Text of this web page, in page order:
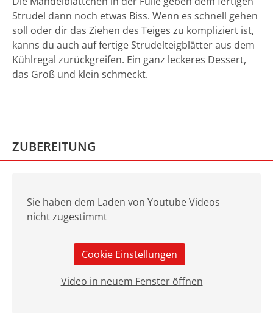
Strudel dann noch etwas Biss. Wenn es schnell gehen
soll oder dir das Ziehen des Teiges zu kompliziert ist,
kanns du auch auf fertige Strudelteigblätter aus dem
Kühlregal zurückgreifen. Ein ganz leckeres Dessert,
das Groß und klein schmeckt.
ZUBEREITUNG
Sie haben dem Laden von Youtube Videos
nicht zugestimmt
Cookie Einstellungen
Video in neuem Fenster öffnen